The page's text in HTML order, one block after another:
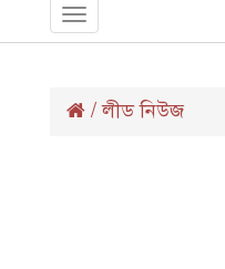
Toggle
navigation
/লীড নিউজ